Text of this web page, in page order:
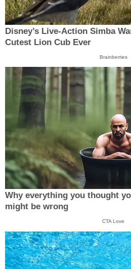
Disney’s Live-Action Simba
Cutest Lion Cub Ever
Brainberries
Why everything you thought
might be wrong
CTA Love